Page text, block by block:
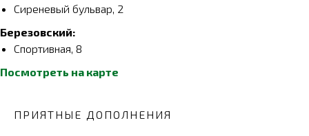
Сиреневый бульвар, 2
Березовский:
Спортивная, 8
Посмотреть на карте
ПРИЯТНЫЕ ДОПОЛНЕНИЯ